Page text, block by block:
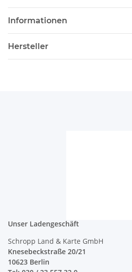
Informationen
Hersteller
Unser Ladengeschäft
Schropp Land & Karte GmbH
Knesebeckstraße 20/21
10623 Berlin